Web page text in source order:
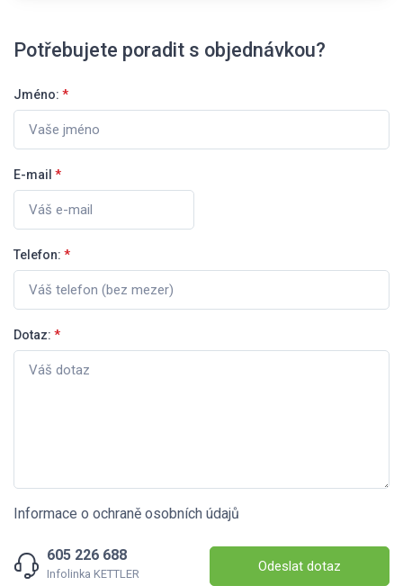
Potřebujete poradit s objednávkou?
Jméno: *
E-mail *
Telefon: *
Dotaz: *
Informace o ochraně osobních údajů
605 226 688
Infolinka KETTLER Odeslat dotaz